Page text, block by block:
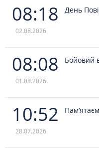
08:18
02.08.2026
День
08:08
01.08.2026
Бойовий
10:52
28.07.2026